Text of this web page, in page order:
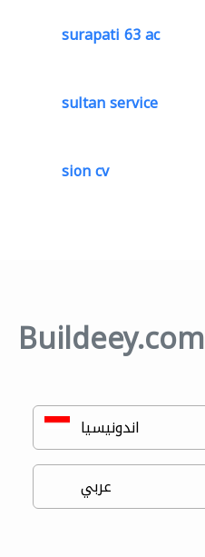
surapati 63 ac
sultan service
sion cv
Buildeey.com